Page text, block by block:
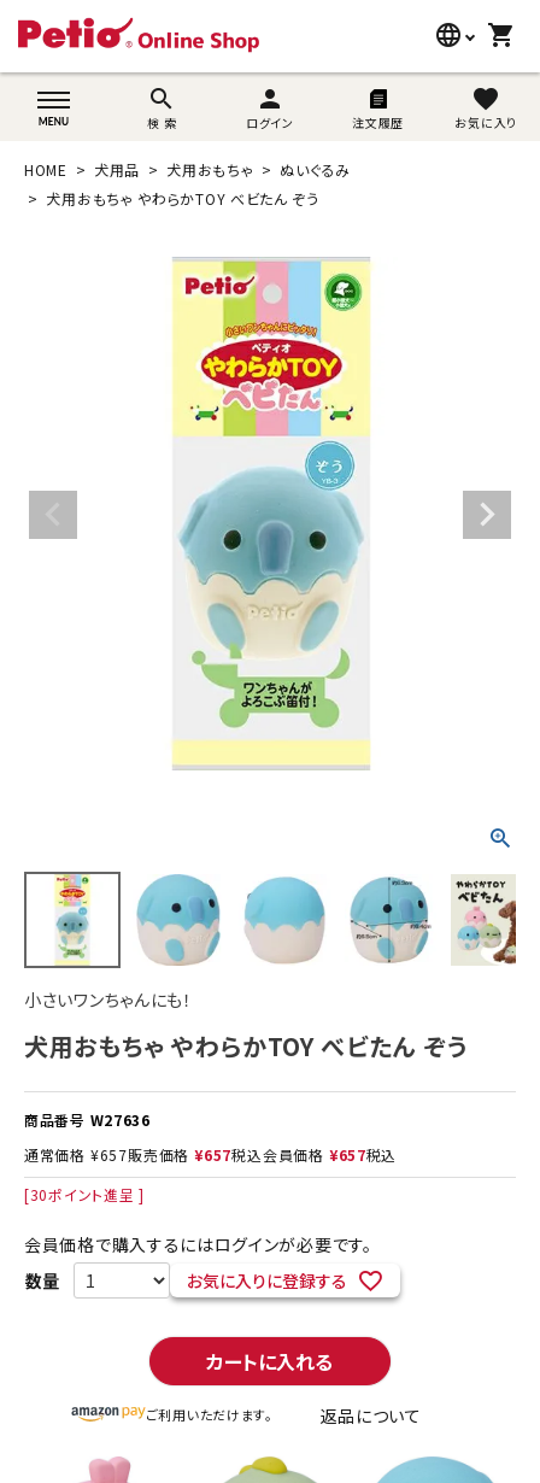
language
wovn-lang-name
shopping_cart
search
検 索
person
ログイン 注文履歴
favorite
お気に入り
search
猫用品
person 新規会員登録
HOME 犬用品 犬用おもちゃ
ぬいぐるみ
犬用おもちゃ やわらかTOY べビたん ぞう
小さいワンちゃんにも！
犬用おもちゃ やわらかTOY べビたん ぞう
商品番号 W27636
通常価格 ¥657販売価格 ¥657税込会員価格 ¥657税込
[30ポイント進呈 ]
会員価格で購入するにはログインが必要です。
お気に入りに登録する
カートに入れる
ご利用いただけます。 返品について